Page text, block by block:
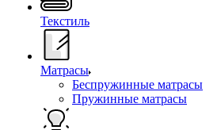
Текстиль
Матрасы
Беспружинные матрасы
Пружинные матрасы